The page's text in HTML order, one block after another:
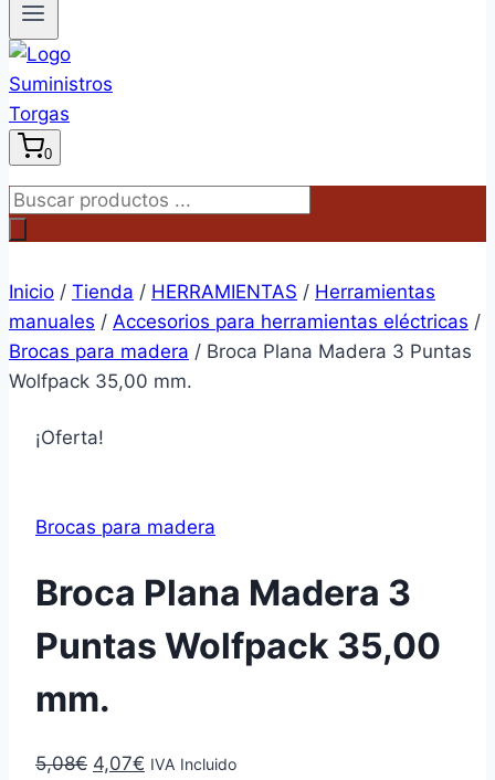
0
Búsqueda
de
Inicio / Tienda / HERRAMIENTAS / Herramientas
manuales / Accesorios para herramientas eléctricas /
Brocas para madera / Broca Plana Madera 3 Puntas
Wolfpack 35,00 mm.
¡Oferta!
Brocas para madera
Broca Plana Madera 3
Puntas Wolfpack 35,00
mm.
5,08€ El
4,07€ El
IVA Incluido